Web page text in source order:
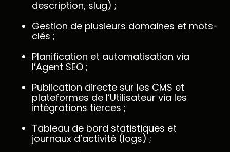
description, slug) ;
Gestion de plusieurs domaines et mots-
clés ;
Planification et automatisation via
l’Agent SEO ;
Publication directe sur les CMS et
plateformes de l’Utilisateur via les
intégrations tierces ;
Tableau de bord statistiques et
journaux d’activité (logs) ;